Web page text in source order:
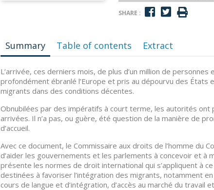
SHARE :
Summary Table of contents Extract
L’arrivée, ces derniers mois, de plus d’un million de
profondément ébranlé l’Europe et pris au dépourvu des États
migrants dans des conditions décentes.
Obnubilées par des impératifs à court terme, les autorités
arrivées. Il n’a pas, ou guère, été question de la manière de
d’accueil.
Avec ce document, le Commissaire aux droits de l’homme du
d’aider les gouvernements et les parlements à concevoir et
présente les normes de droit international qui s’appliquent à
destinées à favoriser l’intégration des migrants, notamment
cours de langue et d’intégration, d’accès au marché du